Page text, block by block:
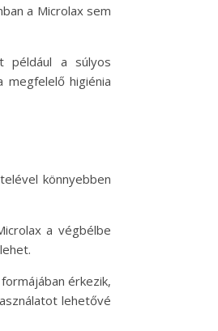
a Microlax sem
például a súlyos
megfelelő higiénia
könnyebben
a végbélbe
érkezik,
lehetővé